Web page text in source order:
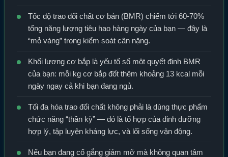
Tốc độ trao đổi chất cơ bản (BMR) chiếm tới 60-70%
tổng năng lượng tiêu hao hàng ngày của bạn — đây là
“mỏ vàng” trong kiểm soát cân nặng.
Khối lượng cơ bắp là yếu tố số một quyết định BMR
của bạn: mỗi kg cơ bắp đốt thêm khoảng 13 kcal mỗi
ngày ngay cả khi bạn đang ngủ.
Tối đa hóa trao đổi chất không phải là dùng thực phẩm
chức năng “thần kỳ” — đó là tổ hợp của dinh dưỡng
hợp lý, tập luyện kháng lực, và lối sống vận động.
Nếu bạn đang cố gắng giảm mỡ mà không quan tâm